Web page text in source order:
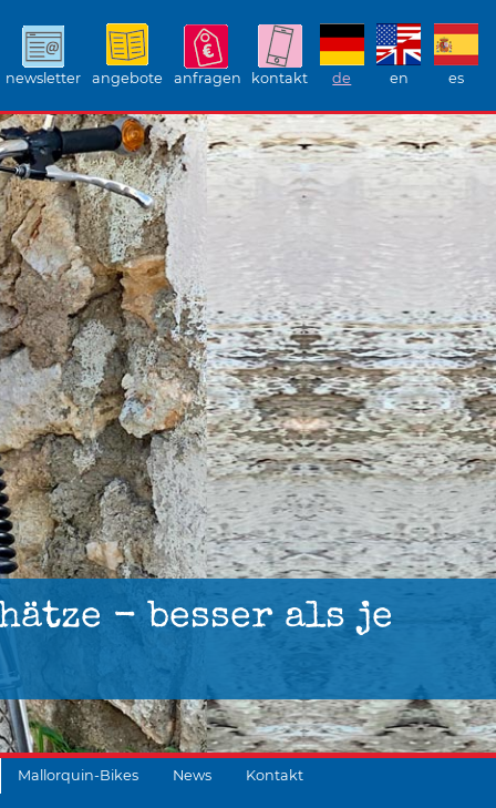
newsletter angebote anfragen kontakt de en es
- besser als je
Mallorquin-Bikes News Kontakt